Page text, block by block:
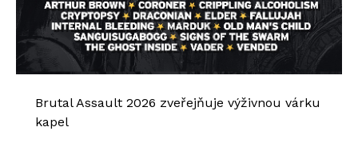
Brutal Assault 2026 zveřejňuje výživnou várku
kapel